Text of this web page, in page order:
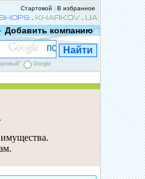
Стартовой В избранное
Добавить компанию|
Google